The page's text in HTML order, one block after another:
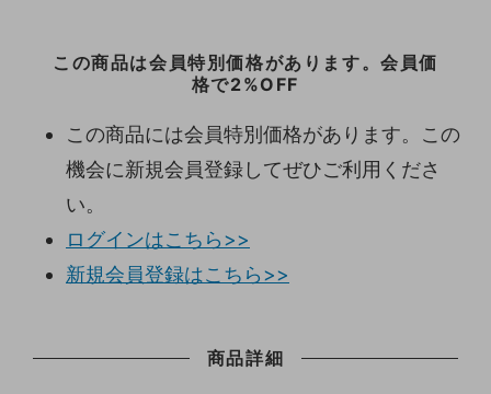
この商品は会員特別価格があります。会員価
格で2%OFF
この商品には会員特別価格があります。この
機会に新規会員登録してぜひご利用くださ
い。
ログインはこちら>>
新規会員登録はこちら>>
商品詳細